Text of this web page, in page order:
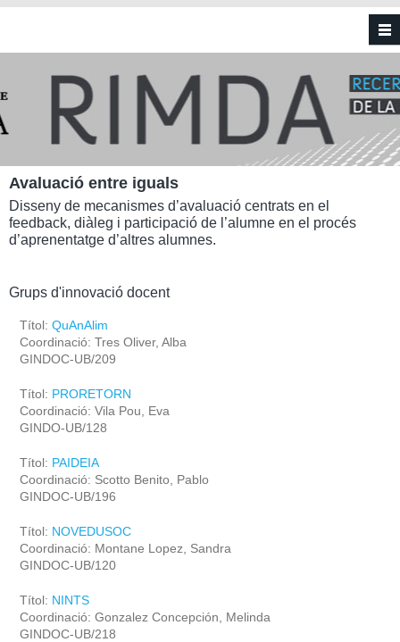
Vés al contingut
Avaluació entre iguals
Disseny de mecanismes d’avaluació centrats en el
feedback, diàleg i participació de l’alumne en el procés
d’aprenentatge d’altres alumnes.
Grups d'innovació docent
Títol: QuAnAlim
Coordinació: Tres Oliver, Alba
GINDOC-UB/209
Títol: PRORETORN
Coordinació: Vila Pou, Eva
GINDO-UB/128
Títol: PAIDEIA
Coordinació: Scotto Benito, Pablo
GINDOC-UB/196
Títol: NOVEDUSOC
Coordinació: Montane Lopez, Sandra
GINDOC-UB/120
Títol: NINTS
Coordinació: Gonzalez Concepción, Melinda
GINDOC-UB/218